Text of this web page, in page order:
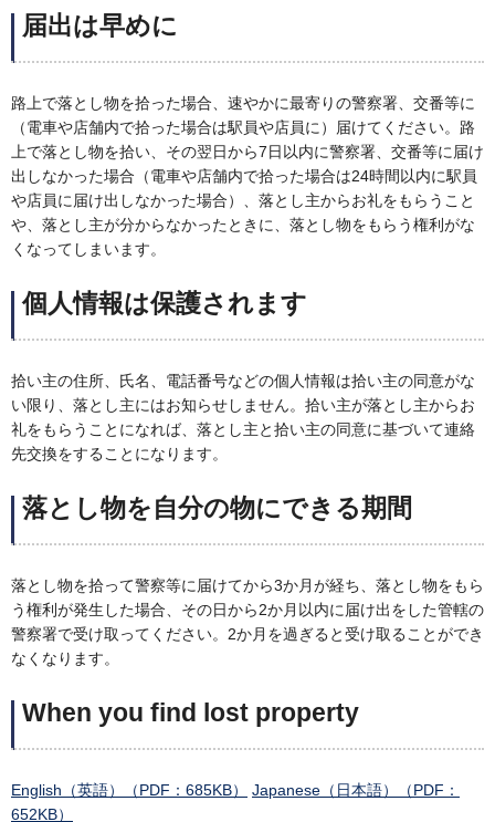
届出は早めに
路上で落とし物を拾った場合、速やかに最寄りの警察署、交番等に
（電車や店舗内で拾った場合は駅員や店員に）届けてください。路
上で落とし物を拾い、その翌日から7日以内に警察署、交番等に届け
出しなかった場合（電車や店舗内で拾った場合は24時間以内に駅員
や店員に届け出しなかった場合）、落とし主からお礼をもらうこと
や、落とし主が分からなかったときに、落とし物をもらう権利がな
くなってしまいます。
個人情報は保護されます
拾い主の住所、氏名、電話番号などの個人情報は拾い主の同意がな
い限り、落とし主にはお知らせしません。拾い主が落とし主からお
礼をもらうことになれば、落とし主と拾い主の同意に基づいて連絡
先交換をすることになります。
落とし物を自分の物にできる期間
落とし物を拾って警察等に届けてから3か月が経ち、落とし物をもら
う権利が発生した場合、その日から2か月以内に届け出をした管轄の
警察署で受け取ってください。2か月を過ぎると受け取ることができ
なくなります。
When you find lost property
English（英語）（PDF：685KB）
Japanese（日本語）（PDF：
652KB）